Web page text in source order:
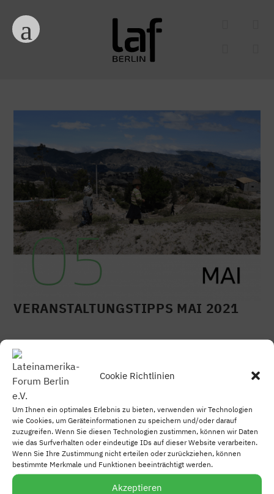
Cookie Richtlinien
Um Ihnen ein optimales Erlebnis zu bieten, verwenden wir Technologien
wie Cookies, um Geräteinformationen zu speichern und/oder darauf
zuzugreifen. Wenn Sie diesen Technologien zustimmen, können wir Daten
wie das Surfverhalten oder eindeutige IDs auf dieser Website verarbeiten.
Wenn Sie Ihre Zustimmung nicht erteilen oder zurückziehen, können
bestimmte Merkmale und Funktionen beeinträchtigt werden.
Akzeptieren
VERANSTALTUNGSTIPPS MAI 2021
Liebe Interessent:innen an Veranstaltungen zu
Lateinamerika, Im
eineVielzahl an besuchenswerten
Onlineveranstaltungen mit Lateinamerika-Bezug
angeboten. Einekleine Auswahlfinden Sie in unserem
Veranstaltungskalender Mai.
Wir wünschen einen hohen Erkenntnisgewinn!